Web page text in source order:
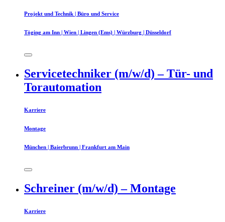
Projekt und Technik | Büro und Service
Töging am Inn | Wien | Lingen (Ems) | Würzburg | Düsseldorf
Servicetechniker (m/w/d) – Tür- und
Torautomation
Karriere
Montage
München | Baierbrunn | Frankfurt am Main
Schreiner (m/w/d) – Montage
Karriere